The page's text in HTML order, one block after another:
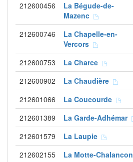
212600456
La Bégude-de-
Mazenc
212600746
La Chapelle-en-
Vercors
212600753 La Charce
212600902 La Chaudière
212601066 La Coucourde
212601389 La Garde-Adhémar
212601579 La Laupie
212602155 La Motte-Chalancon